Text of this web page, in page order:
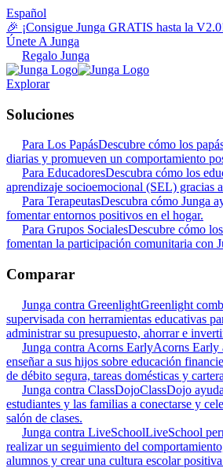
Español
🎉 ¡Consigue Junga GRATIS hasta la
Únete A Junga
Regalo Junga
Explorar
Soluciones
Para Los PapásDescubre cómo los
diarias y promueven un comportamiento
Para EducadoresDescubra cómo los
aprendizaje socioemocional (SEL) gracias
Para TerapeutasDescubra cómo Junga
fomentar entornos positivos en el hogar.
Para Grupos SocialesDescubre cómo
fomentan la participación comunitaria con
Comparar
Junga contra GreenlightGreenlight
supervisada con herramientas educativas
administrar su presupuesto, ahorrar e
Junga contra Acorns EarlyAcorns Early
enseñar a sus hijos sobre educación
de débito segura, tareas domésticas y
Junga contra ClassDojoClassDojo
estudiantes y las familias a conectarse y
salón de clases.
Junga contra LiveSchoolLiveSchool
realizar un seguimiento del
alumnos y crear una cultura escolar